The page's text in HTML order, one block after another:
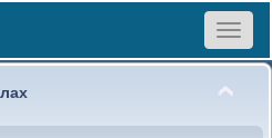
Toggle